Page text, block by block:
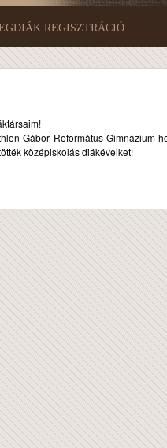
REGISZTRÁCIÓ
Gábor Református Gimnázium
középiskolás diákéveiket!